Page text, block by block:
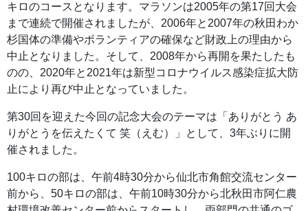
キロのコースとなります。マラソンは2005年の第17回大会
まで連続で開催されましたが、2006年と2007年の秋田わか
杉国体の準備やボランティアの確保など財政上の理由から
中止となりました。そして、2008年から再開を果たしたも
のの、2020年と2021年は新型コロナウイルス感染症拡大防
止により再び中止となっていました。
第30回を迎えた今回の記念大会のテーマは「ありがとう あ
りがとうを伝えたくて 笑（えむ）」として、3年ぶりに開
催されました。
100キロの部は、午前4時30分から仙北市角館交流センター
前から、50キロの部は、午前10時30分から北秋田市阿仁農